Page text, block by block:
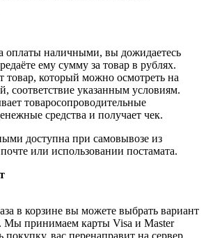
оплаты наличными, вы дожидаетесь
ему сумму за товар в рублях.
товар, который можно осмотреть на
соответствие указанным условиям.
товаросопроводительные
средства и получает чек.
доступна при самовывозе из
или использовании постамата.
в корзине вы можете выбрать вариант
Мы принимаем карты Visa и Master